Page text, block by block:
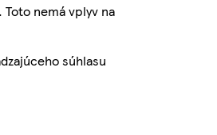
nemá vplyv na
súhlasu